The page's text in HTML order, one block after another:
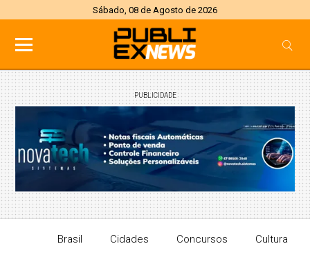
Sábado, 08 de Agosto de 2026
PUBLICIDADE
Brasil Cidades Concursos Cultura